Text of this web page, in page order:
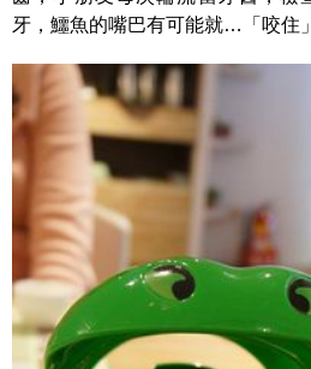
牙，鱷魚的嘴巴有可能就…「咬住」